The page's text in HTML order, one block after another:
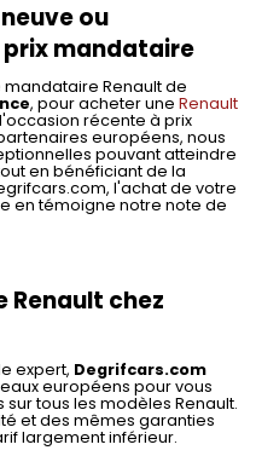
ou
prix mandataire
mandataire Renault de
, pour acheter une Renault
récente à prix
européens, nous
pouvant atteindre
en bénéficiant de la
l'achat de votre
en témoigne notre note de
chez
expert, Degrifcars.com
européens pour vous
tous les modèles Renault.
et des mêmes garanties
largement inférieur.